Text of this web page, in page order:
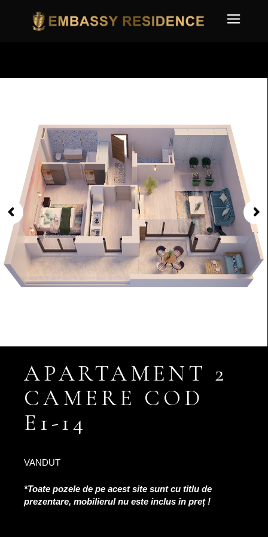
APARTAMENT 2
CAMERE COD
E1-14
VANDUT
*Toate pozele de pe acest site sunt cu titlu de
prezentare, mobilierul nu este inclus în preț !